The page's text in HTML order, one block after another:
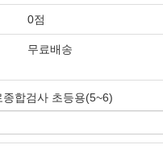
0점
무료배송
종합검사 초등용(5~6)